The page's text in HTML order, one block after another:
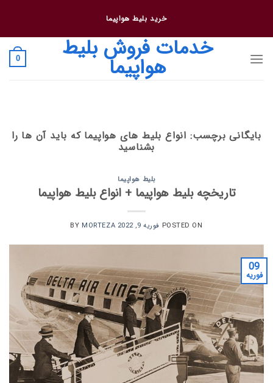
محتوا
خرید بلیط هواپیما
خدمات فروش بلیط
هواپیما 0
بایگانی برچسب: انواع بلیط های هواپیما که باید آن ها را
بشناسید
بلیط هواپیما
تاریخچه بلیط هواپیما + انواع بلیط هواپیما
POSTED ON فوریه 9, 2022 MORTEZA
09
فوریه